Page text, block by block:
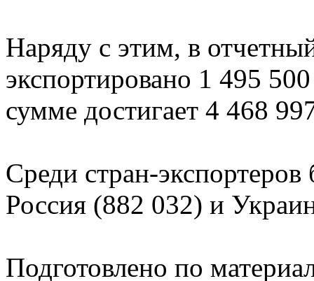
Наряду с этим, в
экспортировано 1 495
сумме достигает 4 468
Среди стран-
Россия (882 032) и
Подготовлено по